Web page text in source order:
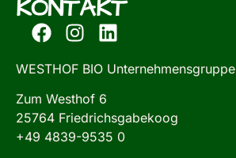
KONTAKT
WESTHOF BIO Unternehmensgruppe
Zum Westhof 6
25764 Friedrichsgabekoog
+49 4839-9535 0